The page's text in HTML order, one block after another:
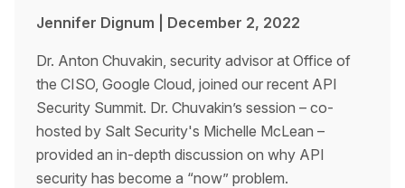
Jennifer Dignum December 2, 2022
Dr. Anton Chuvakin, security advisor at Office of
the CISO, Google Cloud, joined our recent API
Security Summit. Dr. Chuvakin’s session – co-
hosted by Salt Security's Michelle McLean –
provided an in-depth discussion on why API
security has become a “now” problem.